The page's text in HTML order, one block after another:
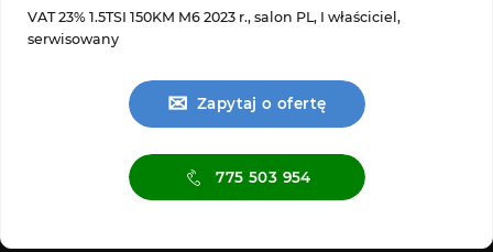
VAT 23% 1.5TSI 150KM M6 2023 r., salon PL, I właściciel,
serwisowany
✉ Zapytaj o ofertę
775 503 954